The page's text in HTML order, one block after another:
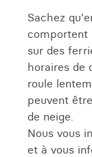
Sachez
comportent
sur des
horaires de
roule
peuvent
de neige.
Nous vous
et à vous